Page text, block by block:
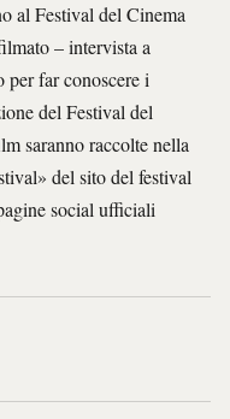
al Festival del Cinema
– intervista a
per far conoscere i
del Festival del
saranno raccolte nella
del sito del festival
social ufficiali